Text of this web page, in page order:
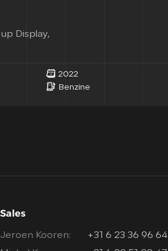
Display,
2022
Benzine
Sales
Jeroen Kooren:
+31 6 23 36 96 64